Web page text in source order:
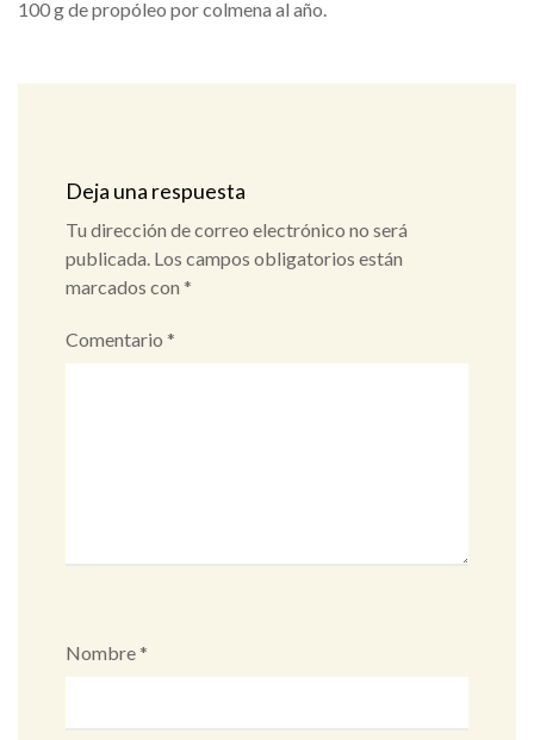
100 g de propóleo por colmena al año.
Deja una respuesta
Tu dirección de correo electrónico no será
publicada. Los campos obligatorios están
marcados con *
Comentario *
Nombre*